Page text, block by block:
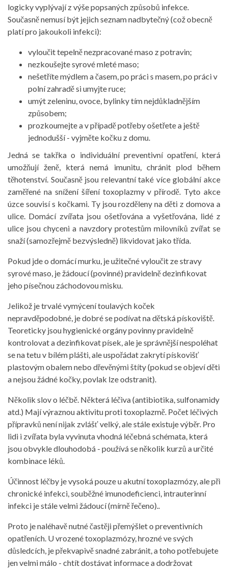
logicky vyplývají z výše popsaných způsobů infekce.
Současně nemusí být jejich seznam nadbytečný (což obecně
platí pro jakoukoli infekci):
vyloučit tepelně nezpracované maso z potravin;
nezkoušejte syrové mleté ​​maso;
nešetříte mýdlem a časem, po práci s masem, po práci v
polní zahradě si umyjte ruce;
umýt zeleninu, ovoce, bylinky tím nejdůkladnějším
způsobem;
prozkoumejte a v případě potřeby ošetřete a ještě
jednodušší - vyjměte kočku z domu.
Jedná se takřka o individuální preventivní opatření, která
umožňují ženě, která nemá imunitu, chránit plod během
těhotenství. Současně jsou relevantní také více globální akce
zaměřené na snížení šíření toxoplazmy v přírodě. Tyto akce
úzce souvisí s kočkami. Ty jsou rozděleny na děti z domova a
ulice. Domácí zvířata jsou ošetřována a vyšetřována, lidé z
ulice jsou chyceni a navzdory protestům milovníků zvířat se
snaží (samozřejmě bezvýsledně) likvidovat jako třída.
Pokud jde o domácí murku, je užitečné vyloučit ze stravy
syrové maso, je žádoucí (povinné) pravidelně dezinfikovat
jeho písečnou záchodovou misku.
Jelikož je trvalé vymýcení toulavých koček
nepravděpodobné, je dobré se podívat na dětská pískoviště.
Teoreticky jsou hygienické orgány povinny pravidelně
kontrolovat a dezinfikovat písek, ale je správnější nespoléhat
se na tetu v bílém plášti, ale uspořádat zakrytí pískovišť
plastovým obalem nebo dřevěnými štíty (pokud se objeví děti
a nejsou žádné kočky, povlak lze odstranit).
Několik slov o léčbě. Některá léčiva (antibiotika, sulfonamidy
atd.) Mají výraznou aktivitu proti toxoplazmě. Počet léčivých
přípravků není nijak zvlášť velký, ale stále existuje výběr. Pro
lidi i zvířata byla vyvinuta vhodná léčebná schémata, která
jsou obvykle dlouhodobá - používá se několik kurzů a určité
kombinace léků.
Účinnost léčby je vysoká pouze u akutní toxoplazmózy, ale při
chronické infekci, souběžné imunodeficienci, intrauterinní
infekci je stále velmi žádoucí (mírně řečeno)..
Proto je naléhavě nutné častěji přemýšlet o preventivních
opatřeních. U vrozené toxoplazmózy, hrozné ve svých
důsledcích, je překvapivě snadné zabránit, a toho potřebujete
jen velmi málo - chtít dostávat informace a dodržovat